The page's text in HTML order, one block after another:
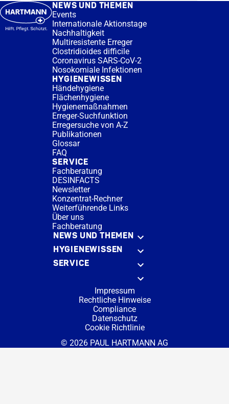
NEWS UND THEMEN
Events
Internationale Aktionstage
Nachhaltigkeit
Multiresistente Erreger
Clostridioides difficile
Coronavirus SARS-CoV-2
Nosokomiale Infektionen
HYGIENEWISSEN
Händehygiene
Flächenhygiene
Hygienemaßnahmen
Erreger-Suchfunktion
Erregersuche von A-Z
Publikationen
Glossar
FAQ
SERVICE
Fachberatung
DESINFACTS
Newsletter
Konzentrat-Rechner
Weiterführende Links
Über uns
Fachberatung
NEWS UND THEMEN
HYGIENEWISSEN
SERVICE
Impressum
Rechtliche Hinweise
Compliance
Datenschutz
Cookie Richtlinie
© 2026 PAUL HARTMANN AG